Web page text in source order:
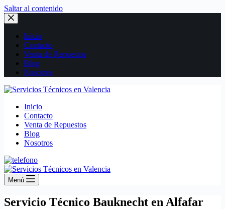
Saltar al contenido
Inicio
Contacto
Venta de Repuestos
Blog
Nosotros
Inicio
Contacto
Venta de Repuestos
Blog
Nosotros
Menú
Servicio Técnico Bauknecht en Alfafar